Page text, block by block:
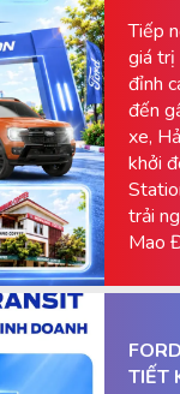
Tiếp
giá trị
đỉnh
đến
xe,
khởi
trải
Mao
TIẾT